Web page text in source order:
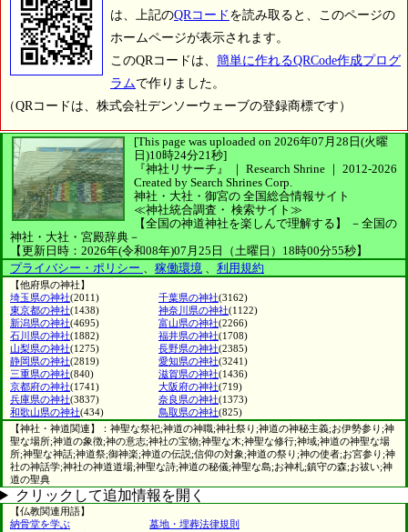
は、上記のQRコード を読み取ると、このページの
ホームページが表示されます。
このQRコードは、 簡単に作れるQRCode作成プログ
ラムで作りました。
（QRコードは、株式会社デンソーウェーブの登録商標です）
[This page was uploaded on 2026年07月28日(火曜
日)10時24分21秒]
『神社リサーチ』 ｜ Research Shrine ｜ 2012-2026
Created by Search Shrines Corp.
神社・大社・御宮の 全国総合情報サイト
≪神社統合調査・ 検索サイト≫
【全国の神道神社を楽しんで理解する】
－全国の
神社・大社・宮殿辞典－
【更新日時：2026年(令和08年)07月25日（土曜日）18時00分55秒】
プライバシー・ポリシー
稼働環境 利用規約
【他府県の神社】
埼玉県の神社(2011) 千葉県の神社(3162)
東京都の神社(1438) 神奈川県の神社(1122)
新潟県の神社(4695) 富山県の神社(2266)
石川県の神社(1882) 福井県の神社(1708)
山梨県の神社(1275) 長野県の神社(2385)
静岡県の神社(2819) 愛知県の神社(3241)
三重県の神社(840) 滋賀県の神社(1436)
京都府の神社(1741) 大阪府の神社(719)
兵庫県の神社(3837) 奈良県の神社(1373)
和歌山県の神社(434) 鳥取県の神社(825)
【神社・神道関連】：神聖な祭祀;神道の神職;神社祭り;神道の神秘主義;お伊勢参り;神
聖な場所;神道の象徴;神の意志;神社の宝物;神聖な木;神聖な修行;神域;神道の神聖な場
所;神聖な神話;神道祭;御神楽;神道の伝説;信仰の対象;神道の祭り;神の使者;お宮参り;神
社の神話学;神社の神道道場;神聖な詩;神道の秘儀;神聖な島;お神札;鎮守の森;お祓い;神
道の聖典
クリックして追加情報を開く
【仏教関連用語】
納骨堂を学ぶ
墓地・埋葬法律規則